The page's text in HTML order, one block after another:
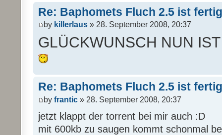
Re: Baphomets Fluch 2.5 ist fertig
by killerlaus » 28. September 2008, 20:37
GLÜCKWUNSCH NUN
Re: Baphomets Fluch 2.5 ist fertig
by frantic » 28. September 2008, 20:37
jetzt klappt der torrent bei mir auch :D
mit 600kb zu saugen kommt schonmal